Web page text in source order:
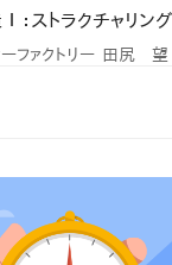
ストラクチャリン
ファクトリー 田尻 望